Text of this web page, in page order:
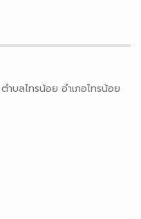
ำบลไทรน้อย อำเภอไทรน้อย